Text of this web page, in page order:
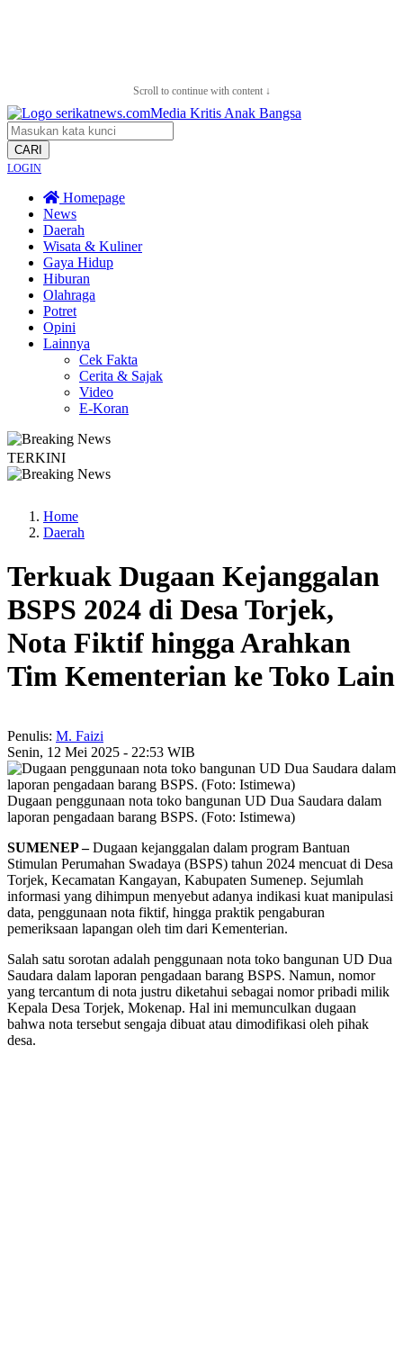
Scroll to continue with content ↓
CARI
LOGIN
Homepage
News
Daerah
Wisata & Kuliner
Gaya Hidup
Hiburan
Olahraga
Potret
Opini
Lainnya
Cek Fakta
Cerita & Sajak
Video
E-Koran
TERKINI
Home
Daerah
Terkuak Dugaan Kejanggalan
BSPS 2024 di Desa Torjek,
Nota Fiktif hingga Arahkan
Tim Kementerian ke Toko Lain
Penulis: M. Faizi
Senin, 12 Mei 2025 - 22:53 WIB
Dugaan penggunaan nota toko bangunan UD Dua Saudara dalam
laporan pengadaan barang BSPS. (Foto: Istimewa)
SUMENEP –Dugaan kejanggalan dalam program Bantuan
Stimulan Perumahan Swadaya (BSPS) tahun 2024 mencuat di Desa
Torjek, Kecamatan Kangayan, Kabupaten Sumenep. Sejumlah
informasi yang dihimpun menyebut adanya indikasi kuat manipulasi
data, penggunaan nota fiktif, hingga praktik pengaburan
pemeriksaan lapangan oleh tim dari Kementerian.
Salah satu sorotan adalah penggunaan nota toko bangunan UD Dua
Saudara dalam laporan pengadaan barang BSPS. Namun, nomor
yang tercantum di nota justru diketahui sebagai nomor pribadi milik
Kepala Desa Torjek, Mokenap. Hal ini memunculkan dugaan
bahwa nota tersebut sengaja dibuat atau dimodifikasi oleh pihak
desa.